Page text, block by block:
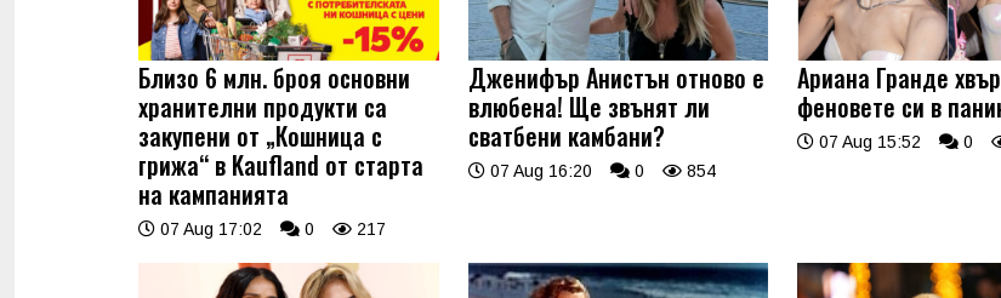
Близо 6 млн. броя основни
хранителни продукти са
закупени от „Кошница с
грижа“ в Kaufland от старта
на кампанията
07 Aug 17:02 0 217
Дженифър Анистън отново е
влюбена! Ще звънят ли
сватбени камбани?
07 Aug 16:20 0 854
Ариана Гранде
феновете си в
07 Aug 15:52 0